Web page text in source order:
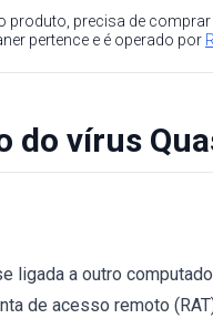
produto, precisa de
pertence e é operado por
do vírus
ligada a outro
de acesso remoto